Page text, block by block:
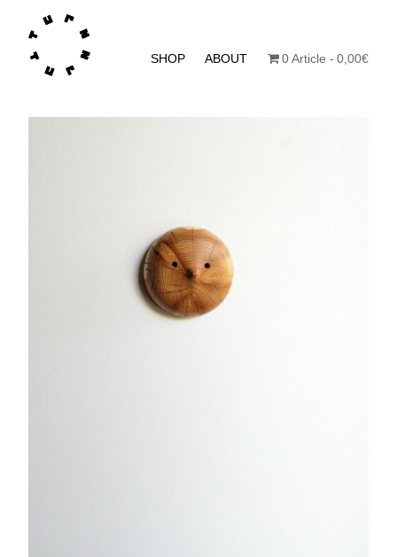
SHOP ABOUT 0 Article 0,00€